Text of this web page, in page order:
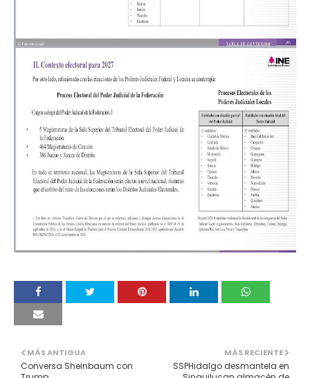
MÁS RECIENTE
SSPHidalgo desmantela en
MÁS ANTIGUA
Conversa Sheinbaum con